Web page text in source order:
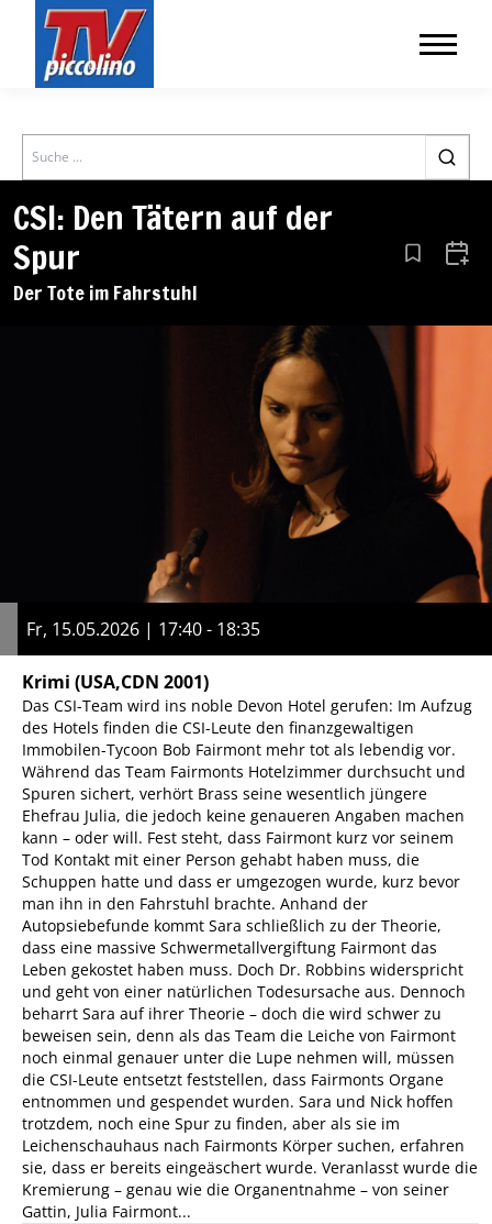
Search
CSI: Den Tätern auf der
Spur
Der Tote im Fahrstuhl
Aus den
Fr, 15.05.2026 | 17:40 - 18:35
Krimi (USA,CDN 2001)
Das CSI-Team wird ins noble Devon Hotel gerufen: Im Aufzug
des Hotels finden die CSI-Leute den finanzgewaltigen
Immobilen-Tycoon Bob Fairmont mehr tot als lebendig vor.
Während das Team Fairmonts Hotelzimmer durchsucht und
Spuren sichert, verhört Brass seine wesentlich jüngere
Ehefrau Julia, die jedoch keine genaueren Angaben machen
kann – oder will. Fest steht, dass Fairmont kurz vor seinem
Tod Kontakt mit einer Person gehabt haben muss, die
Schuppen hatte und dass er umgezogen wurde, kurz bevor
man ihn in den Fahrstuhl brachte. Anhand der
Autopsiebefunde kommt Sara schließlich zu der Theorie,
dass eine massive Schwermetallvergiftung Fairmont das
Leben gekostet haben muss. Doch Dr. Robbins widerspricht
und geht von einer natürlichen Todesursache aus. Dennoch
beharrt Sara auf ihrer Theorie – doch die wird schwer zu
beweisen sein, denn als das Team die Leiche von Fairmont
noch einmal genauer unter die Lupe nehmen will, müssen
die CSI-Leute entsetzt feststellen, dass Fairmonts Organe
entnommen und gespendet wurden. Sara und Nick hoffen
trotzdem, noch eine Spur zu finden, aber als sie im
Leichenschauhaus nach Fairmonts Körper suchen, erfahren
sie, dass er bereits eingeäschert wurde. Veranlasst wurde die
Kremierung – genau wie die Organentnahme – von seiner
Gattin, Julia Fairmont...